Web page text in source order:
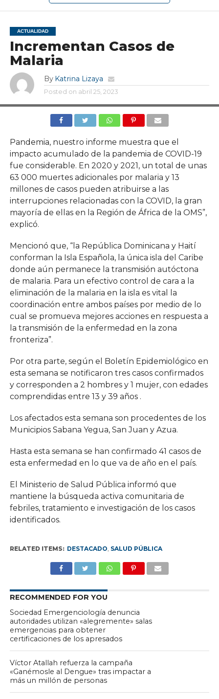
ACTUALIDAD
Incrementan Casos de
Malaria
By Katrina Lizaya
Posted on abril 25, 2023
Pandemia, nuestro informe muestra que el
impacto acumulado de la pandemia de COVID-19
fue considerable. En 2020 y 2021, un total de unas
63 000 muertes adicionales por malaria y 13
millones de casos pueden atribuirse a las
interrupciones relacionadas con la COVID, la gran
mayoría de ellas en la Región de África de la OMS”,
explicó.
Mencionó que, “la República Dominicana y Haití
conforman la Isla Española, la única isla del Caribe
donde aún permanece la transmisión autóctona
de malaria. Para un efectivo control de cara a la
eliminación de la malaria en la isla es vital la
coordinación entre ambos países por medio de lo
cual se promueva mejores acciones en respuesta a
la transmisión de la enfermedad en la zona
fronteriza”.
Por otra parte, según el Boletín Epidemiológico en
esta semana se notificaron tres casos confirmados
y corresponden a 2 hombres y 1 mujer, con edades
comprendidas entre 13 y 39 años .
Los afectados esta semana son procedentes de los
Municipios Sabana Yegua, San Juan y Azua.
Hasta esta semana se han confirmado 41 casos de
esta enfermedad en lo que va de año en el país.
El Ministerio de Salud Pública informó que
mantiene la búsqueda activa comunitaria de
febriles, tratamiento e investigación de los casos
identificados.
RELATED ITEMS: DESTACADO SALUD PÚBLICA
RECOMMENDED FOR YOU
Sociedad Emergenciología denuncia
autoridades utilizan «alegremente» salas
emergencias para obtener
certificaciones de los apresados
Víctor Atallah refuerza la campaña
«Ganémosle al Dengue» tras impactar a
más un millón de personas